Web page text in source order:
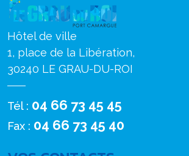
Hôtel de ville
1, place de la Libération,
30240 LE GRAU-DU-ROI
Tél : 04 66 73 45 45
Fax : 04 66 73 45 40